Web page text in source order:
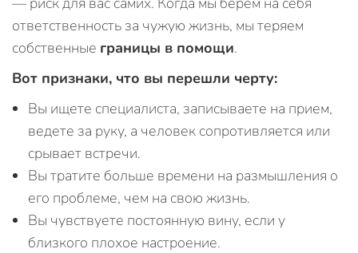
ответственность за чужую жизнь, мы теряем
собственные границы в помощи.
Вот признаки, что вы перешли черту:
Вы ищете специалиста, записываете на прием,
ведете за руку, а человек сопротивляется или
срывает встречи.
Вы тратите больше времени на размышления о
его проблеме, чем на свою жизнь.
Вы чувствуете постоянную вину, если у
близкого плохое настроение.